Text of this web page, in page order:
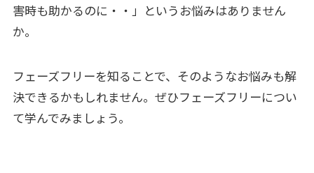
害時も助かるのに・・」というお悩みはありません
か。
フェーズフリーを知ることで、そのようなお悩みも解
決できるかもしれません。ぜひフェーズフリーについ
て学んでみましょう。